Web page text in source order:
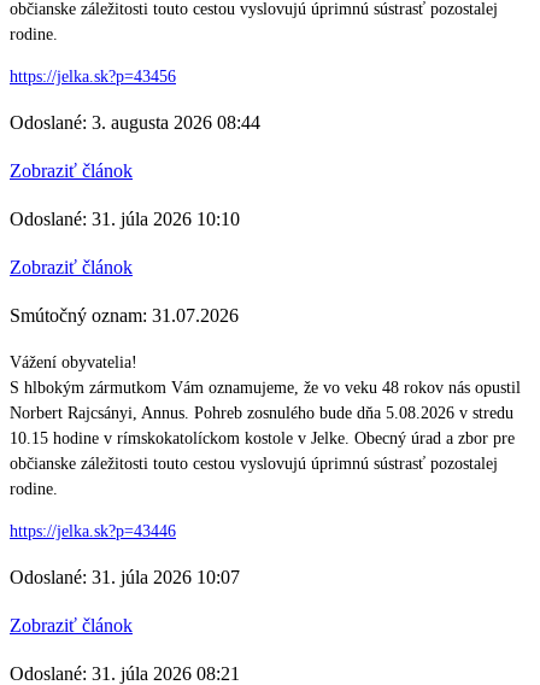
občianske záležitosti touto cestou vyslovujú úprimnú sústrasť pozostalej
rodine.
https://jelka.sk?p=43456
Odoslané: 3. augusta 2026 08:44
Zobraziť článok
Odoslané: 31. júla 2026 10:10
Zobraziť článok
Smútočný oznam: 31.07.2026
Vážení obyvatelia!
S hlbokým zármutkom Vám oznamujeme, že vo veku 48 rokov nás opustil
Norbert Rajcsányi, Annus. Pohreb zosnulého bude dňa 5.08.2026 v stredu
10.15 hodine v rímskokatolíckom kostole v Jelke. Obecný úrad a zbor pre
občianske záležitosti touto cestou vyslovujú úprimnú sústrasť pozostalej
rodine.
https://jelka.sk?p=43446
Odoslané: 31. júla 2026 10:07
Zobraziť článok
Odoslané: 31. júla 2026 08:21